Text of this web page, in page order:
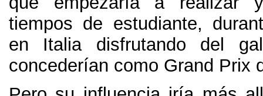
tiempos de estudiante,
en Italia disfrutando del
concederían como Grand Prix